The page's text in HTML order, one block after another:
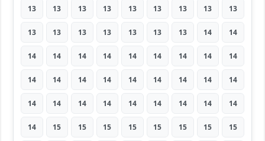
13 13 13 13 13 13 13 13 13
13 13 13 13 13 13 13 14 14
14 14 14 14 14 14 14 14 14
14 14 14 14 14 14 14 14 14
14 14 14 14 14 14 14 14 14
14 15 15 15 15 15 15 15 15